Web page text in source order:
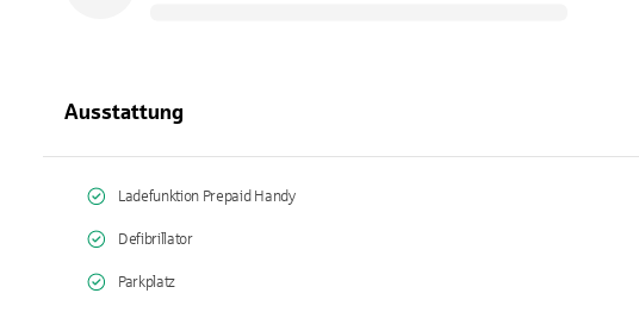
Ausstattung
Ladefunktion Prepaid Handy
Defibrillator
Parkplatz